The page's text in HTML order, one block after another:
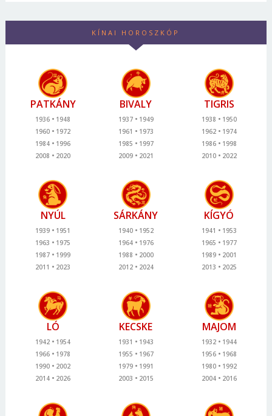
KÍNAI HOROSZKÓP
PATKÁNY
1936
1948
1960
1972
1984
1996
2008
2020
BIVALY
1937
1949
1961
1973
1985
1997
2009
2021
TIGRIS
1938
1950
1962
1974
1986
1998
2010
2022
NYÚL
1939
1951
1963
1975
1987
1999
2011
2023
SÁRKÁNY
1940
1952
1964
1976
1988
2000
2012
2024
KÍGYÓ
1941
1953
1965
1977
1989
2001
2013
2025
LÓ
1942
1954
1966
1978
1990
2002
2014
2026
KECSKE
1931
1943
1955
1967
1979
1991
2003
2015
MAJOM
1932
1944
1956
1968
1980
1992
2004
2016